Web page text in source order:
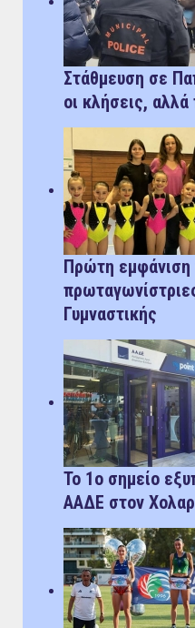
Στάθμευση σε
οι κλήσεις, αλλά
Πρώτη εμφάνιση
Γυμναστικής
Το 1ο σημείο
ΑΑΔΕ στον